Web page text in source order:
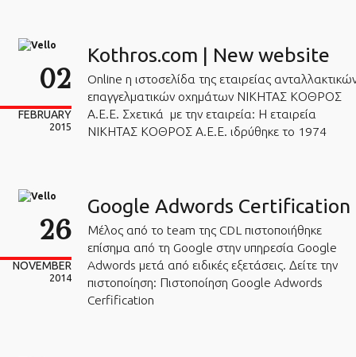
02
FEBRUARY
2015
Kothros.com | New website
Online η ιστοσελίδα της εταιρείας
επαγγελματικών οχημάτων ΝΙΚΗΤΑΣ ΚΟΘΡΟΣ
Α.Ε.Ε. Σχετικά με την εταιρεία: Η εταιρεία
ΝΙΚΗΤΑΣ ΚΟΘΡΟΣ Α.Ε.Ε. ιδρύθηκε το 1974
26
NOVEMBER
2014
Google Adwords Certification
Μέλος από το team της CDL πιστοποιήθηκε
επίσημα από τη Google στην υπηρεσία Google
Adwords μετά από ειδικές εξετάσεις. Δείτε την
πιστοποίηση: Πιστοποίηση Google Adwords
Cerfification